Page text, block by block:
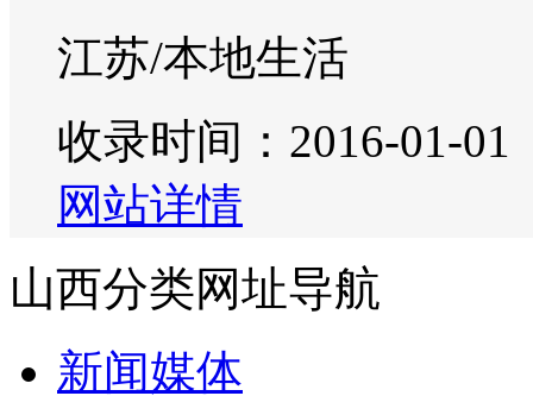
江苏/本地生活
收录时间：2016-01-01
网站详情
山西分类网址导航
新闻媒体